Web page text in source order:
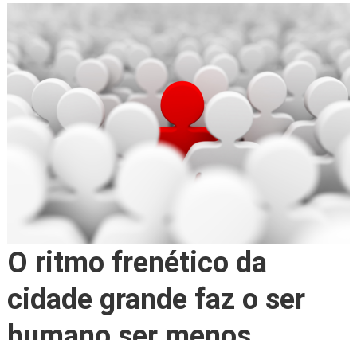
O ritmo frenético da
cidade grande faz o ser